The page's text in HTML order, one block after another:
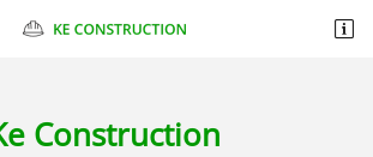

Construction